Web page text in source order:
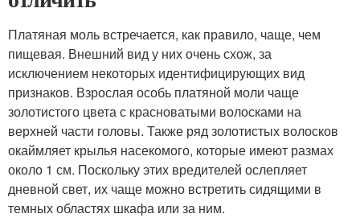
Платяная моль встречается, как правило, чаще, чем
пищевая. Внешний вид у них очень схож, за
исключением некоторых идентифицирующих вид
признаков. Взрослая особь платяной моли чаще
золотистого цвета с красноватыми волосками на
верхней части головы. Также ряд золотистых волосков
окаймляет крылья насекомого, которые имеют размах
около 1 см. Поскольку этих вредителей ослепляет
дневной свет, их чаще можно встретить сидящими в
темных областях шкафа или за ним.